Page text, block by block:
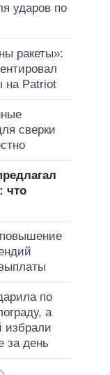
ударов по
ракеты»:
на Patriot
сверки
что
по
а
за день